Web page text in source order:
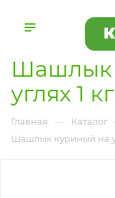
Шашлык
углях 1 кг
Главная — Каталог
Шашлык куриный на